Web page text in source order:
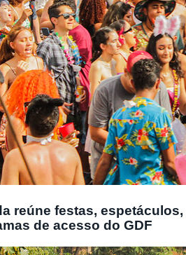
reúne festas,
de acesso do GDF